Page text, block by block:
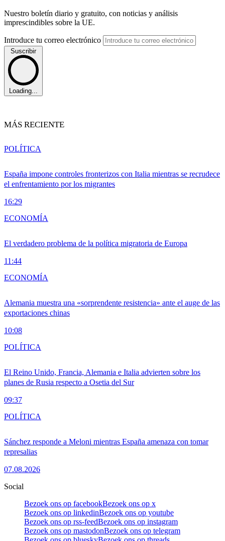
Nuestro boletín diario y gratuito, con noticias y análisis
imprescindibles sobre la UE.
Introduce tu correo electrónico
Suscribir
Loading...
MÁS RECIENTE
España impone controles fronterizos con Italia mientras se recrudece
el enfrentamiento por los migrantes
16:29
POLÍTICA
El verdadero problema de la política migratoria de Europa
11:44
ECONOMÍA
Alemania muestra una «sorprendente resistencia» ante el auge de las
exportaciones chinas
10:08
ECONOMÍA
El Reino Unido, Francia, Alemania e Italia advierten sobre los
planes de Rusia respecto a Osetia del Sur
09:37
POLÍTICA
Sánchez responde a Meloni mientras España amenaza con tomar
represalias
07.08.2026
POLÍTICA
Social
Bezoek ons op facebookBezoek ons op x
Bezoek ons op linkedinBezoek ons op youtube
Bezoek ons op rss-feedBezoek ons op instagram
Bezoek ons op mastodonBezoek ons op telegram